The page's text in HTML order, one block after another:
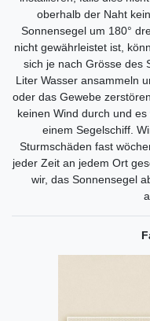
oberhalb der Naht
Sonnensegel um 180°
nicht gewährleistet ist,
sich je nach Grösse des
Liter Wasser ansammeln
oder das Gewebe
keinen Wind durch und
einem Segelschiff.
Sturmschäden fast
jeder Zeit an jedem Ort
wir, das Sonnensegel